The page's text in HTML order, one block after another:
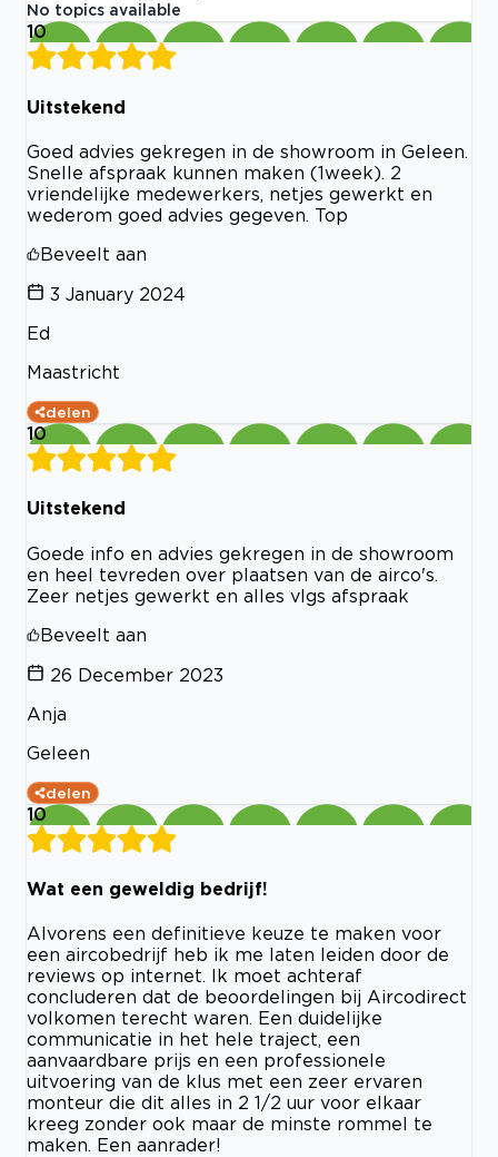
No topics available
10
Uitstekend
Goed advies gekregen in de showroom in Geleen.
Snelle afspraak kunnen maken (1week). 2
vriendelijke medewerkers, netjes gewerkt en
wederom goed advies gegeven. Top
Beveelt aan
3 January 2024
Ed
Maastricht
delen
10
Uitstekend
Goede info en advies gekregen in de showroom
en heel tevreden over plaatsen van de airco's.
Zeer netjes gewerkt en alles vlgs afspraak
Beveelt aan
26 December 2023
Anja
Geleen
delen
10
Wat een geweldig bedrijf!
Alvorens een definitieve keuze te maken voor
een aircobedrijf heb ik me laten leiden door de
reviews op internet. Ik moet achteraf
concluderen dat de beoordelingen bij Aircodirect
volkomen terecht waren. Een duidelijke
communicatie in het hele traject, een
aanvaardbare prijs en een professionele
uitvoering van de klus met een zeer ervaren
monteur die dit alles in 2 1/2 uur voor elkaar
kreeg zonder ook maar de minste rommel te
maken. Een aanrader!